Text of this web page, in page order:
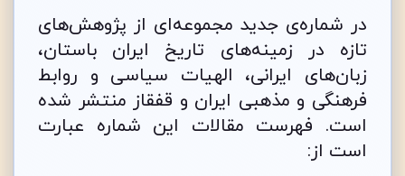
در شماره‌ی جدید مجموعه‌ای از پژوهش‌های
تازه در زمینه‌های تاریخ ایران باستان،
زبان‌های ایرانی، الهیات سیاسی و روابط
فرهنگی و مذهبی ایران و قفقاز منتشر شده
است. فهرست مقالات این شماره عبارت
است از: